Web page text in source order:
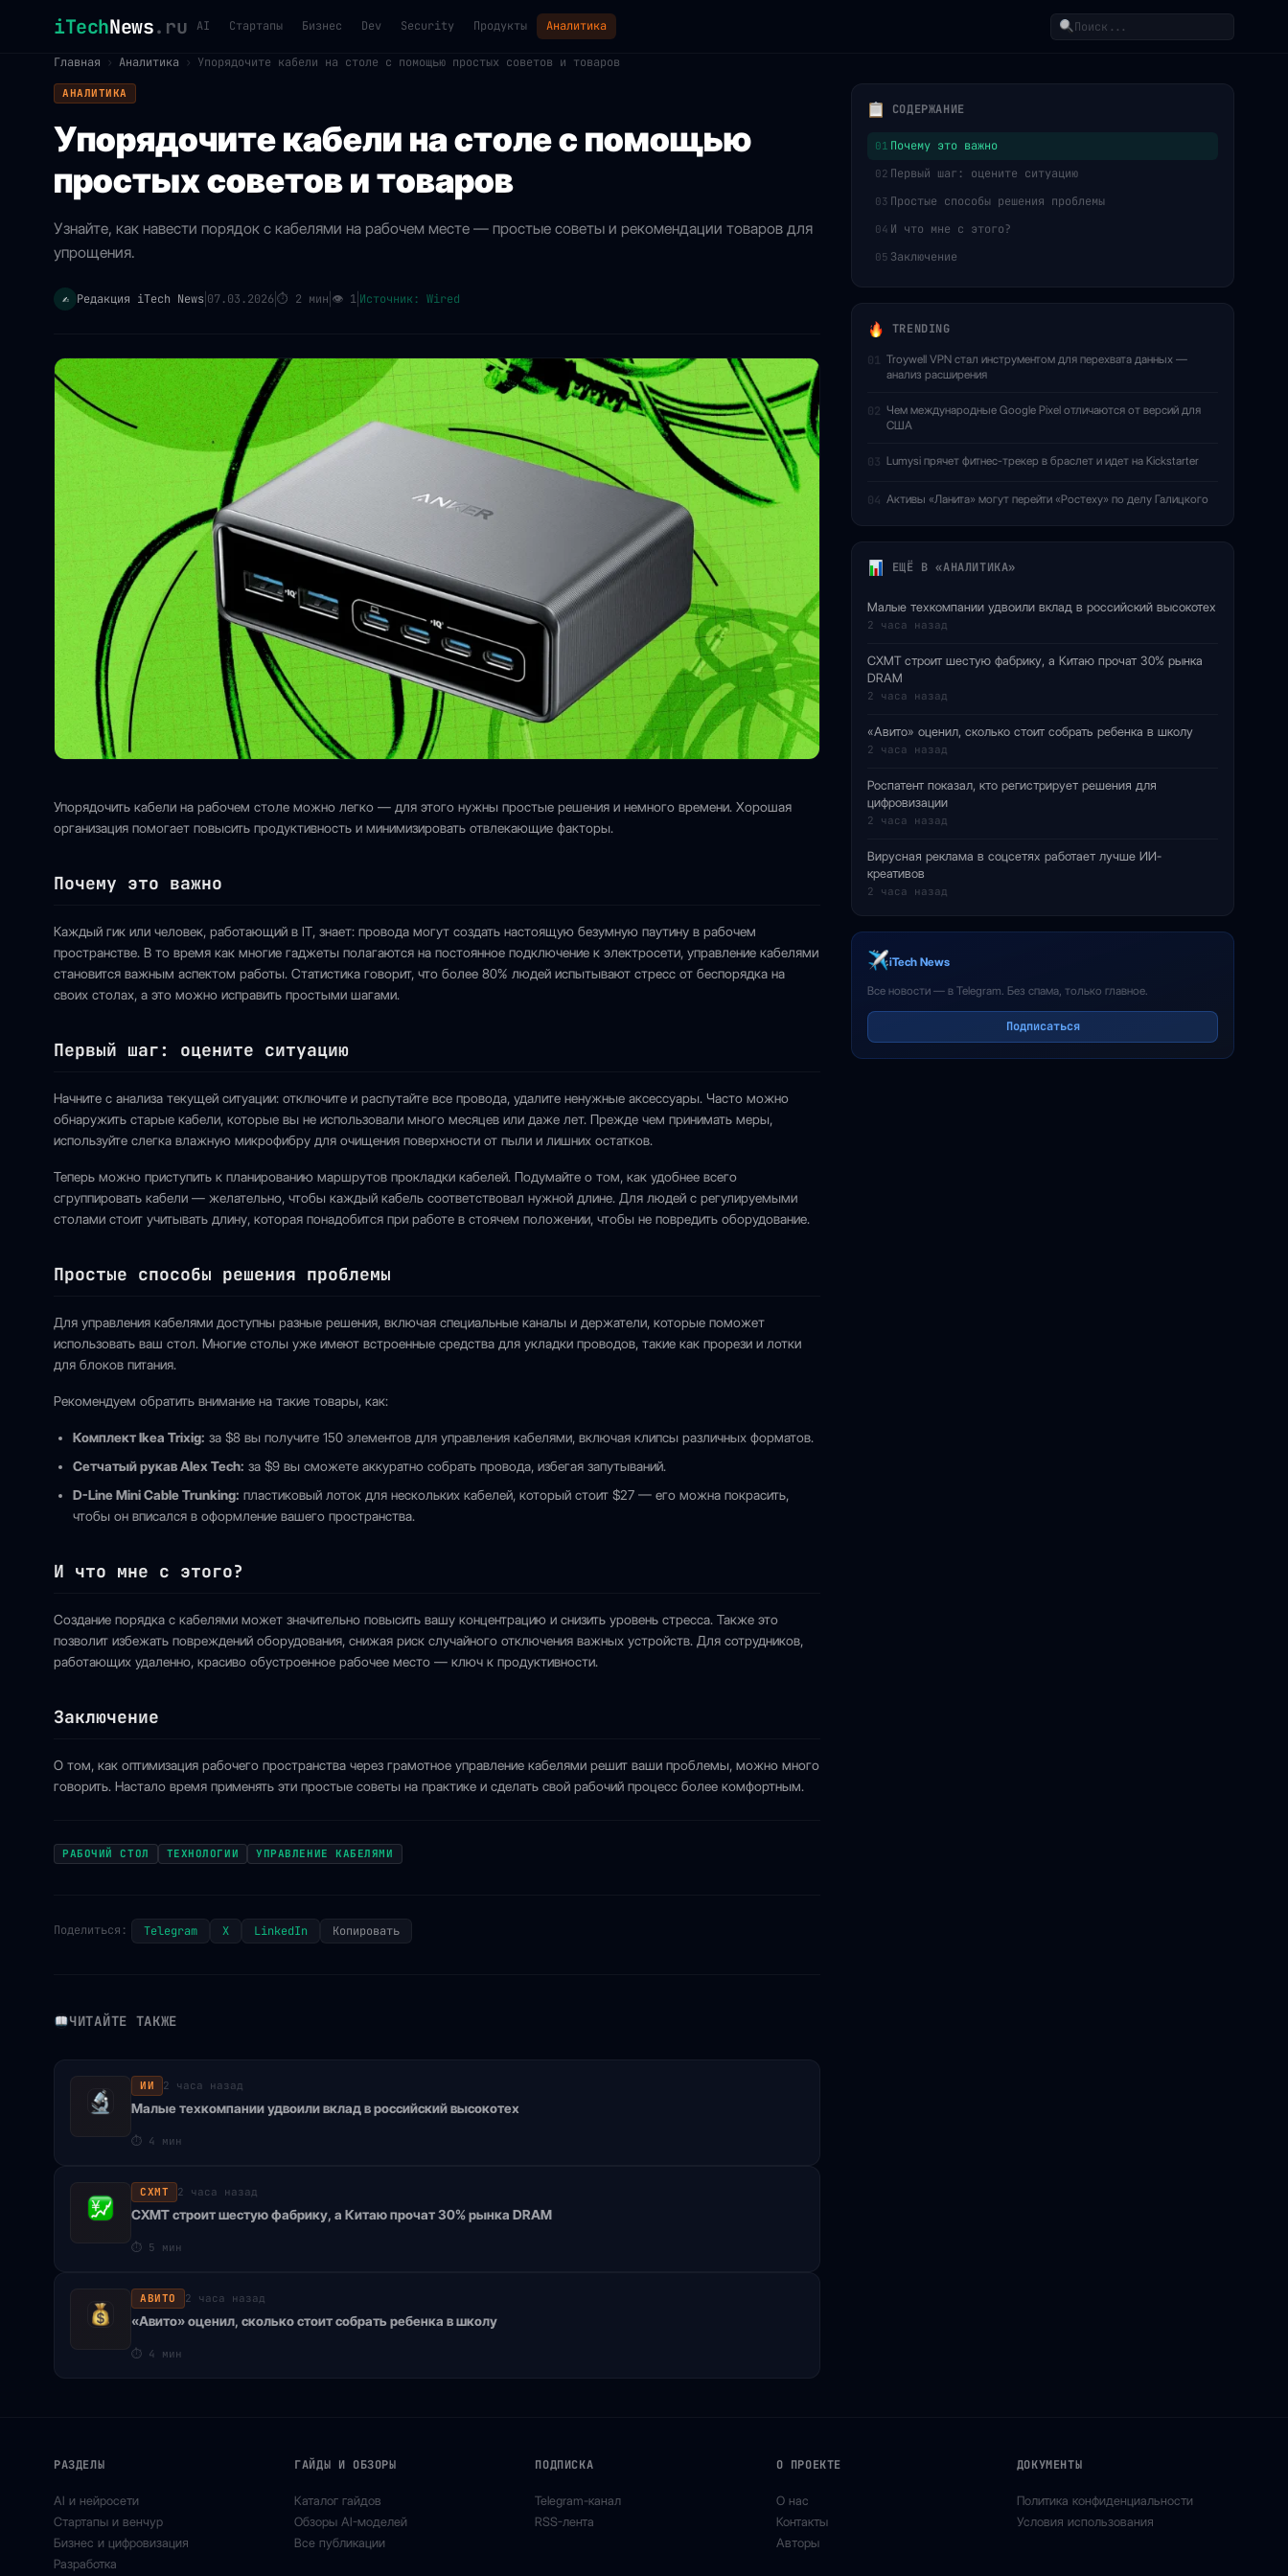
iTechNews.ru AI Стартапы Бизнес Dev Security Продукты Аналитика
Поиск
Главная
› Аналитика › Упорядочите кабели на столе с помощью простых советов и товаров
АНАЛИТИКА
Упорядочите кабели на столе с помощью
простых советов и товаров
Узнайте, как навести порядок с кабелями на рабочем месте — простые советы и рекомендации товаров для
упрощения.
✍️ Редакция iTech News 07.03.2026⏱ 2 мин 👁 1 Источник: Wired
Упорядочить кабели на рабочем столе можно легко — для этого нужны простые решения и немного времени. Хорошая
организация помогает повысить продуктивность и минимизировать отвлекающие факторы.
Почему это важно
Каждый гик или человек, работающий в IT, знает: провода могут создать настоящую безумную паутину в рабочем
пространстве. В то время как многие гаджеты полагаются на постоянное подключение к электросети, управление кабелями
становится важным аспектом работы. Статистика говорит, что более 80% людей испытывают стресс от беспорядка на
своих столах, а это можно исправить простыми шагами.
Первый шаг: оцените ситуацию
Начните с анализа текущей ситуации: отключите и распутайте все провода, удалите ненужные аксессуары. Часто можно
обнаружить старые кабели, которые вы не использовали много месяцев или даже лет. Прежде чем принимать меры,
используйте слегка влажную микрофибру для очищения поверхности от пыли и лишних остатков.
Теперь можно приступить к планированию маршрутов прокладки кабелей. Подумайте о том, как удобнее всего
сгруппировать кабели — желательно, чтобы каждый кабель соответствовал нужной длине. Для людей с регулируемыми
столами стоит учитывать длину, которая понадобится при работе в стоячем положении, чтобы не повредить оборудование.
Простые способы решения проблемы
Для управления кабелями доступны разные решения, включая специальные каналы и держатели, которые поможет
использовать ваш стол. Многие столы уже имеют встроенные средства для укладки проводов, такие как прорези и лотки
для блоков питания.
Рекомендуем обратить внимание на такие товары, как:
Комплект Ikea Trixig: за $8 вы получите 150 элементов для управления кабелями, включая клипсы различных форматов.
Сетчатый рукав Alex Tech: за $9 вы сможете аккуратно собрать провода, избегая запутываний.
D-Line Mini Cable Trunking: пластиковый лоток для нескольких кабелей, который стоит $27 — его можна покрасить,
чтобы он вписался в оформление вашего пространства.
И что мне с этого?
Создание порядка с кабелями может значительно повысить вашу концентрацию и снизить уровень стресса. Также это
позволит избежать повреждений оборудования, снижая риск случайного отключения важных устройств. Для сотрудников,
работающих удаленно, красиво обустроенное рабочее место — ключ к продуктивности.
Заключение
О том, как оптимизация рабочего пространства через грамотное управление кабелями решит ваши проблемы, можно много
говорить. Настало время применять эти простые советы на практике и сделать свой рабочий процесс более комфортным.
РАБОЧИЙ СТОЛ ТЕХНОЛОГИИ УПРАВЛЕНИЕ КАБЕЛЯМИ
Поделиться: Telegram X LinkedIn Копировать
ЧИТАЙТЕ ТАКЖЕ
ИИ 2 часа назад
Малые техкомпании удвоили вклад в российский высокотех
⏱ 4 мин
CXMT 2 часа назад
CXMT строит шестую фабрику, а Китаю прочат 30% рынка DRAM
⏱ 5 мин
АВИТО 2 часа назад
«Авито» оценил, сколько стоит собрать ребенка в школу
⏱ 4 мин
СОДЕРЖАНИЕ
01 Почему это важно
02 Первый шаг: оцените ситуацию
03 Простые способы решения проблемы
04 И что мне с этого?
05 Заключение
TRENDING
01 Troywell VPN стал инструментом для перехвата данных —
анализ расширения
02 Чем международные Google Pixel отличаются от версий для
США
03 Lumysi прячет фитнес-трекер в браслет и идет на Kickstarter
04 Активы «Ланита» могут перейти «Ростеху» по делу Галицкого
ЕЩЁ В «АНАЛИТИКА»
Малые техкомпании удвоили вклад в российский высокотех
2 часа назад
CXMT строит шестую фабрику, а Китаю прочат 30% рынка
DRAM
2 часа назад
«Авито» оценил, сколько стоит собрать ребенка в школу
2 часа назад
Роспатент показал, кто регистрирует решения для
цифровизации
2 часа назад
Вирусная реклама в соцсетях работает лучше ИИ-
креативов
2 часа назад
iTech News
Все новости — в Telegram. Без спама, только главное.
Подписаться
РАЗДЕЛЫ
AI и нейросети
Стартапы и венчур
Бизнес и цифровизация
Разработка
ГАЙДЫ И ОБЗОРЫ
Каталог гайдов
Обзоры AI-моделей
Все публикации
ПОДПИСКА
Telegram-канал
RSS-лента
О ПРОЕКТЕ
О нас
Контакты
Авторы
ДОКУМЕНТЫ
Политика конфиденциальности
Условия использования